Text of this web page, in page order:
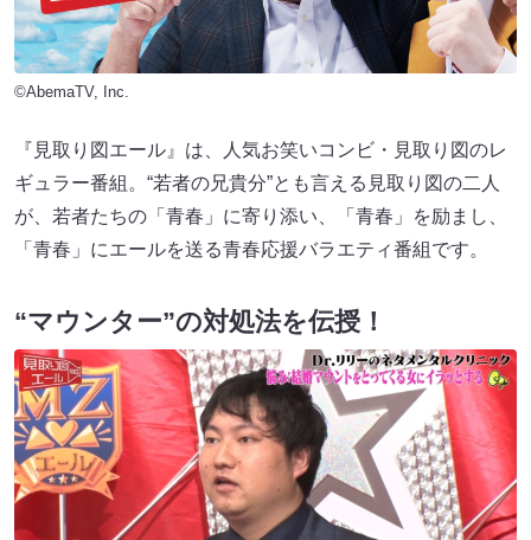
©AbemaTV, Inc.
『見取り図エール』は、人気お笑いコンビ・見取り図のレ
ギュラー番組。“若者の兄貴分”とも言える見取り図の二人
が、若者たちの「青春」に寄り添い、「青春」を励まし、
「青春」にエールを送る青春応援バラエティ番組です。
“マウンター”の対処法を伝授！